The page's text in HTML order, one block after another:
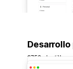
2756 plantillas